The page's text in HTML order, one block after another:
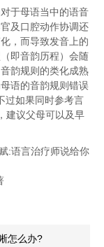
于母语当中的语音
及口腔动作协调还
，而导致发音上的
即音韵历程）会随
韵规则的类化成熟
语的音韵规则错误
过如果同时参考言
建议父母可以及早
:语言治疗师说给你
怎么办?